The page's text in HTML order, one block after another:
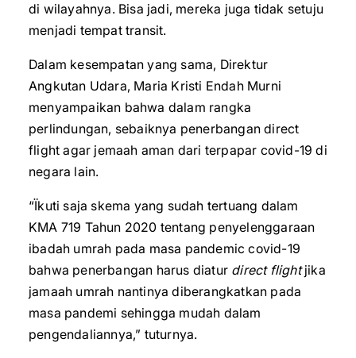
di wilayahnya. Bisa jadi, mereka juga tidak setuju
menjadi tempat transit.
Dalam kesempatan yang sama, Direktur
Angkutan Udara, Maria Kristi Endah Murni
menyampaikan bahwa dalam rangka
perlindungan, sebaiknya penerbangan direct
flight agar jemaah aman dari terpapar covid-19 di
negara lain.
“Ïkuti saja skema yang sudah tertuang dalam
KMA 719 Tahun 2020 tentang penyelenggaraan
ibadah umrah pada masa pandemic covid-19
bahwa penerbangan harus diatur direct flightjika
jamaah umrah nantinya diberangkatkan pada
masa pandemi sehingga mudah dalam
pengendaliannya,” tuturnya.